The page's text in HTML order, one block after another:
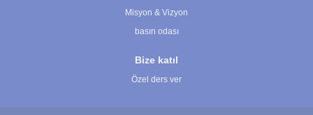
Misyon & Vizyon
basın odası
Bize katıl
Özel ders ver